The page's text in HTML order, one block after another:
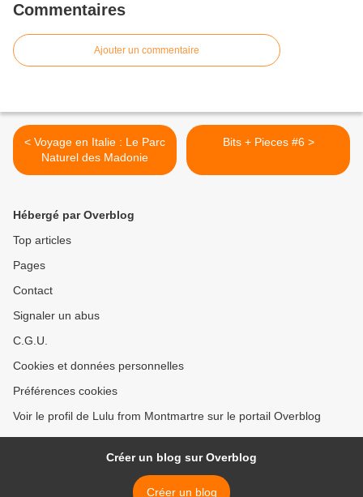
Commentaires
Ajouter un commentaire
< Voyage en Italie : Le Parc
Naturel des Madonie
Bits + Pieces #6 >
Hébergé par Overblog
Top articles
Pages
Contact
Signaler un abus
C.G.U.
Cookies et données personnelles
Préférences cookies
Voir le profil de Lulu from Montmartre sur le portail Overblog
Créer un blog sur Overblog
Créer un blog